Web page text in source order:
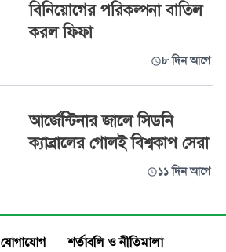
বিনিয়োগের পরিকল্পনা বাতিল
করল ফিফা
৮ দিন আগে
আর্জেন্টিনার জালে সিডনি
ক্যাব্রালের গোলই বিশ্বকাপ সেরা
১১ দিন আগে
যোগাযোগ
শর্তাবলি ও নীতিমালা